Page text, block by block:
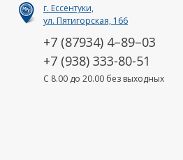
г. Ессентуки,
ул. Пятигорская, 166
+7 (87934) 4–89–03
+7 (938) 333-80-51
C 8.00 до 20.00 без выходных